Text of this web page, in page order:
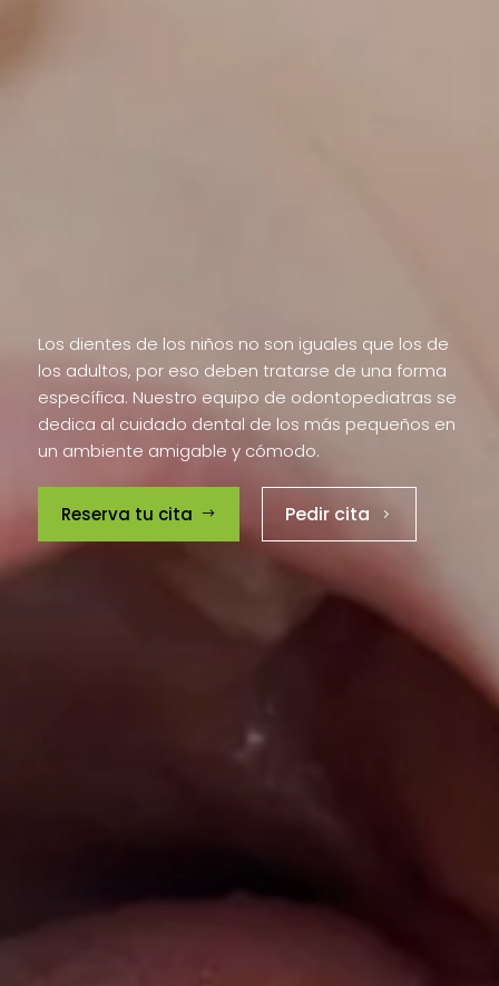
Los dientes de los niños no son iguales que los de
los adultos, por eso deben tratarse de una forma
específica. Nuestro equipo de odontopediatras se
dedica al cuidado dental de los más pequeños en
un ambiente amigable y cómodo.
Reserva tu cita $ Pedir cita 5